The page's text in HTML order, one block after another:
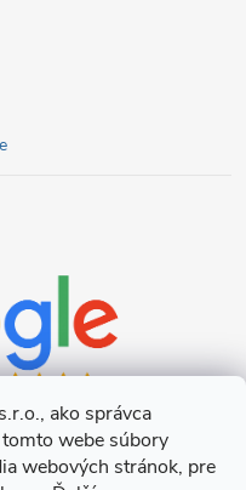
ako správca
webe súbory
webových stránok, pre